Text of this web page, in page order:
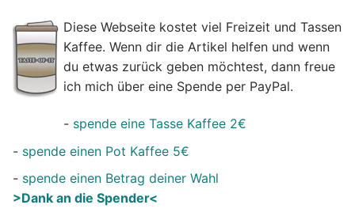
Diese Webseite kostet viel Freizeit und Tassen
Kaffee. Wenn dir die Artikel helfen und wenn
du etwas zurück geben möchtest, dann freue
ich mich über eine Spende per PayPal.
- spende eine Tasse Kaffee 2€
- spende einen Pot Kaffee 5€
- spende einen Betrag deiner Wahl
>Dank an die Spender<